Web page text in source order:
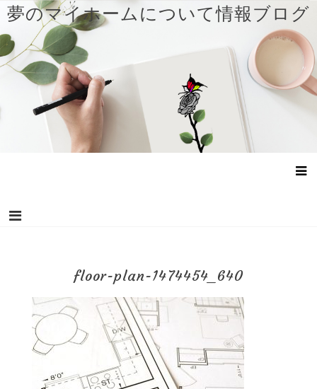
コ
ン
テ
ン
ツ
キ
夢のマイホームについて情報ブログ
floor-plan-1474454_640